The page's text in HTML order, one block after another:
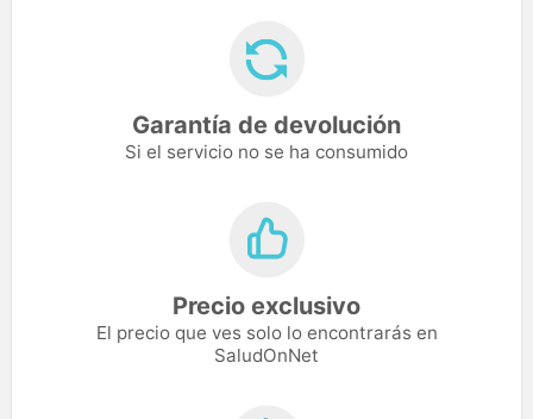
Garantía de devolución
Si el servicio no se ha consumido
Precio exclusivo
El precio que ves solo lo encontrarás en
SaludOnNet